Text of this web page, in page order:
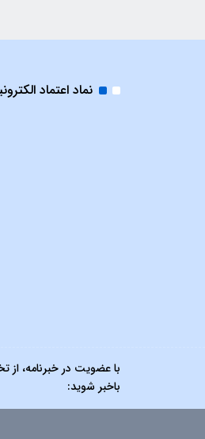
نماد اعتماد
با عضویت در خبرنامه،
باخبر شوید: